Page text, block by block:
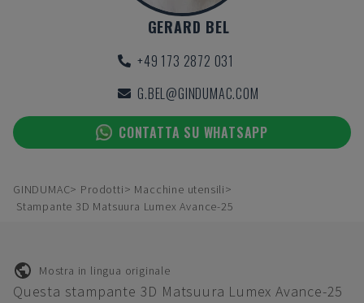
GERARD BEL
+49 173 2872 031
G.BEL@GINDUMAC.COM
CONTATTA SU WHATSAPP
GINDUMAC Prodotti
Macchine utensili
Stampante 3D Matsuura Lumex Avance-25
Mostra in lingua originale
Questa stampante 3D Matsuura Lumex Avance-25